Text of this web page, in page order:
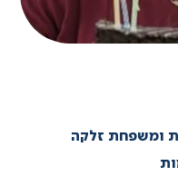
ומשפחת זלקה